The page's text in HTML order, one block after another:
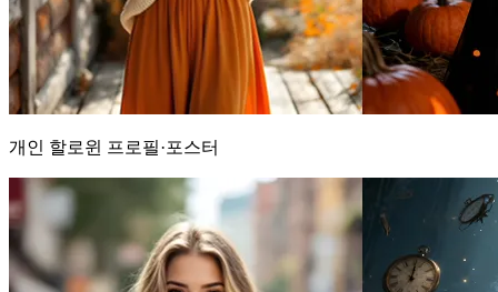
개인 할로윈 프로필·포스터